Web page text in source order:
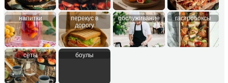
напитки
перекус в
дорогу
обслуживание гастробоксы
сеты боулы